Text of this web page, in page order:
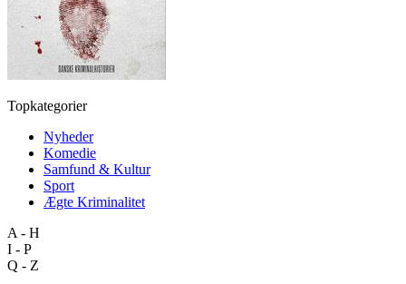
Topkategorier
Nyheder
Komedie
Samfund & Kultur
Sport
Ægte Kriminalitet
A - H
I - P
Q - Z